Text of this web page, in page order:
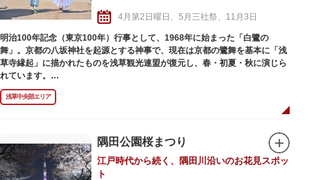
4月第2日曜日、5月三社祭、11月3日
明治100年記念（東京100年）行事として、1968年に始まった「白鷺の
舞」。京都の八坂神社を起源とする神事で、現在は京都の鷺舞を基本に「浅
草寺縁起」に描かれたものを浅草観光連盟が復元し、春・初夏・秋に演じら
れています。
白鷺を模した美しい白い羽やクチバシがついた踊り子の衣装はとても華や
か。踊り子とともに、武人や棒ふり、餌まきと呼ばれる人などが、「白鷺の
唱」を演奏しながら境内を練り歩く様子は見ごたえあり！ぜひ足を運んでみ
浅草中央部エリア
隅田公園桜まつり
江戸時代から続く、隅田川沿いのお花見スポッ
ト